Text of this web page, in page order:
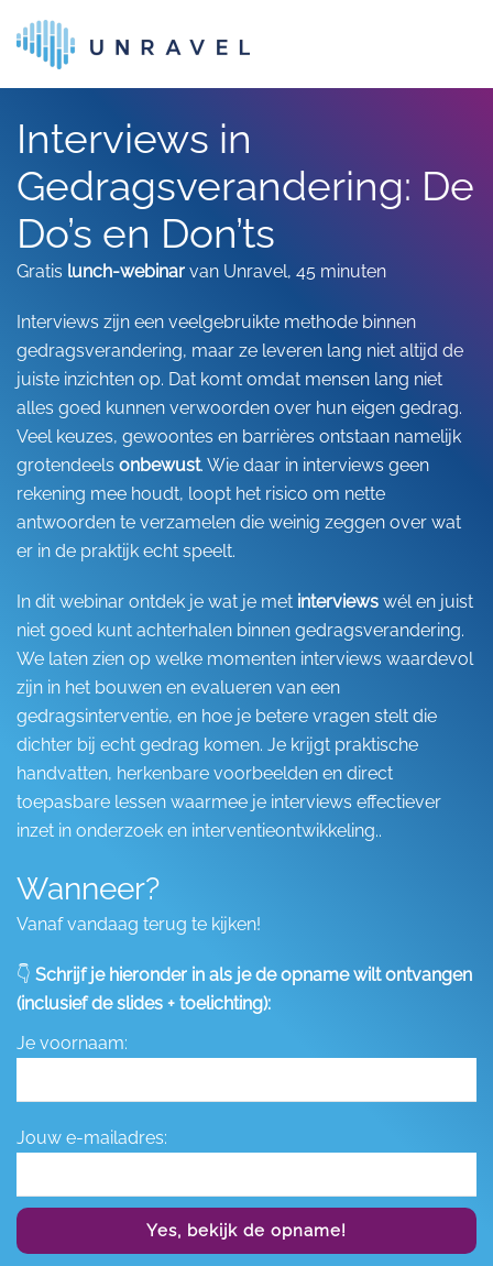
Skip to main content
Interviews in
Gedragsverandering: De
Do’s en Don’ts
Gratis lunch-webinar van Unravel, 45 minuten
Interviews zijn een veelgebruikte methode binnen
gedragsverandering, maar ze leveren lang niet altijd de
juiste inzichten op. Dat komt omdat mensen lang niet
alles goed kunnen verwoorden over hun eigen gedrag.
Veel keuzes, gewoontes en barrières ontstaan namelijk
grotendeels onbewust. Wie daar in interviews geen
rekening mee houdt, loopt het risico om nette
antwoorden te verzamelen die weinig zeggen over wat
er in de praktijk echt speelt.
In dit webinar ontdek je wat je met interviews wél en juist
niet goed kunt achterhalen binnen gedragsverandering.
We laten zien op welke momenten interviews waardevol
zijn in het bouwen en evalueren van een
gedragsinterventie, en hoe je betere vragen stelt die
dichter bij echt gedrag komen. Je krijgt praktische
handvatten, herkenbare voorbeelden en direct
toepasbare lessen waarmee je interviews effectiever
inzet in onderzoek en interventieontwikkeling..
Wanneer?
Vanaf vandaag terug te kijken!
👇 Schrijf je hieronder in als je de opname wilt ontvangen
(inclusief de slides + toelichting):
Je voornaam:
Jouw e-mailadres:
Yes, bekijk de opname!